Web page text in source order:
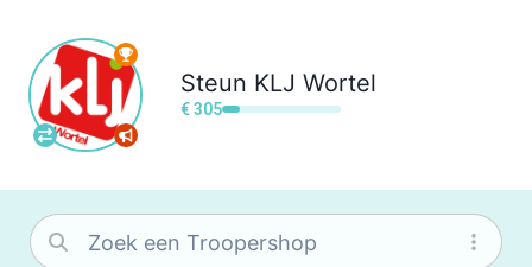
Steun KLJ Wortel
€ 305